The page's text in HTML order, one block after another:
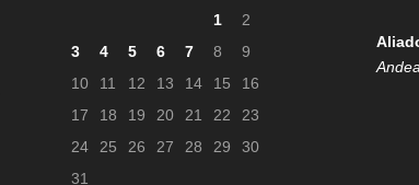
1
2
3
4 5 6 7 8
9
10
11 12 13 14 15
16
17
18 19 20 21 22
23
24
25 26 27 28 29
30
31